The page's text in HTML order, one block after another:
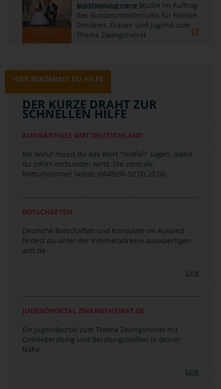
Kurzfassung einer Studie im Auftrag
des Bundesministeriums für Familie,
Senioren, Frauen und Jugend zum
Thema Zwangsheirat
HIER BEKOMMST DU HILFE
SCHNELLEN HILFE
AUSWÄRTIGES AMT DEUTSCHLAND
Bei Anruf musst du das Wort "Notfall" sagen, damit
Notrufnummer lautet: (0049)30-50 00 20 00.
BOTSCHAFTEN
JUGENDPORTAL ZWANGSHEIRAT.DE